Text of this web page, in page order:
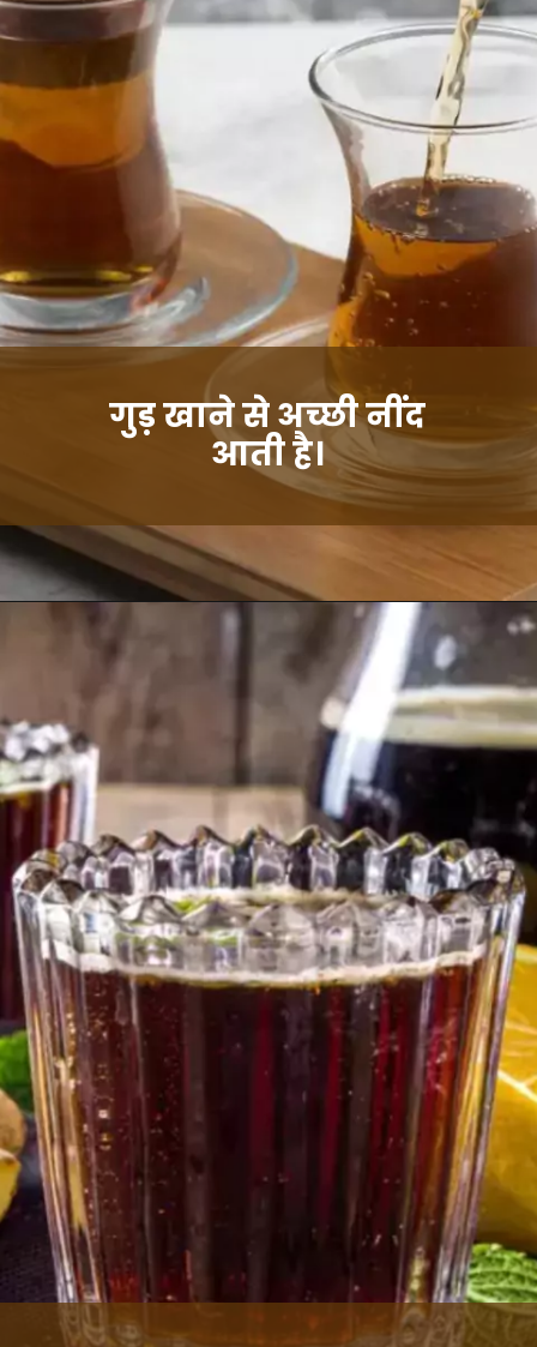
गुड़ खाने से अच्छी नींद
आती है।